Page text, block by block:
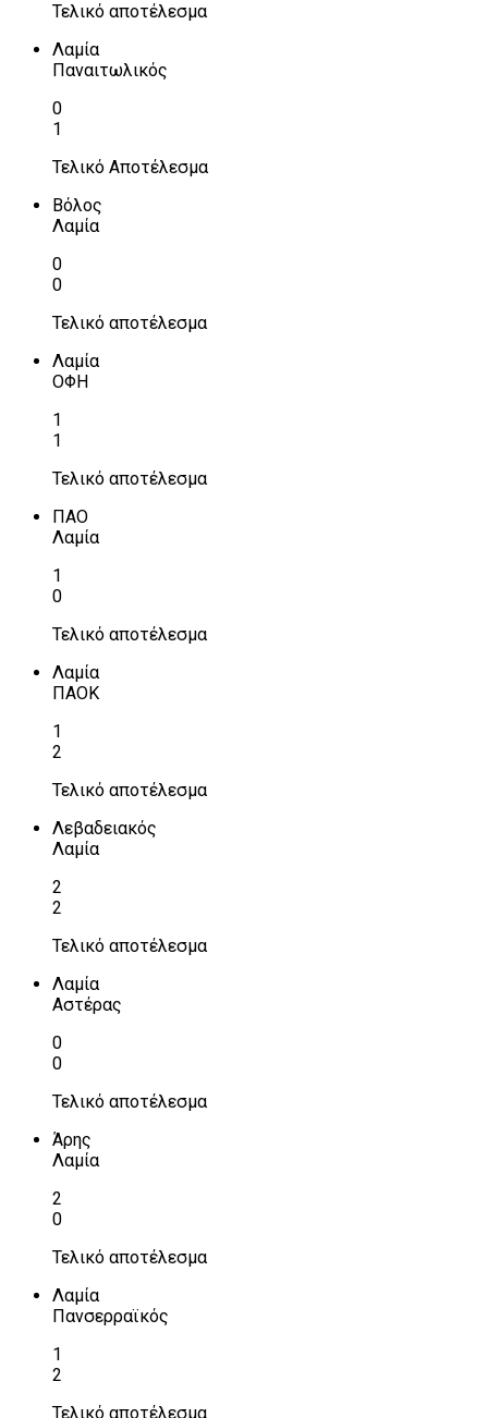
Τελικό αποτέλεσμα
Λαμία
Παναιτωλικός
0
1
Τελικό Αποτέλεσμα
Βόλος
Λαμία
0
0
Τελικό αποτέλεσμα
Λαμία
ΟΦΗ
1
1
Τελικό αποτέλεσμα
ΠΑΟ
Λαμία
1
0
Τελικό αποτέλεσμα
Λαμία
ΠΑΟΚ
1
2
Τελικό αποτέλεσμα
Λεβαδειακός
Λαμία
2
2
Τελικό αποτέλεσμα
Λαμία
Αστέρας
0
0
Τελικό αποτέλεσμα
Άρης
Λαμία
2
0
Τελικό αποτέλεσμα
Λαμία
Πανσερραϊκός
1
2
Τελικό αποτέλεσμα